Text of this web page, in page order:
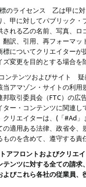
のライセンス 乙は甲に
、甲に対してパブリック
される乙の名前、写真、ロ
翻訳、引用、再フォーマ
標についてクリエイター
変更を目的とする場合を
ンテンツおよびサイト
当アマゾン・サイトの利
邦取引委員会（FTC）の
ター・コンテンツに関連
クリエイターは、(「#Ad
の適用ある法律、政省令
のを含めて、遵守する責
アフロントおよびクリエ
テンツに対する全ての請
よびこれら各社の従業員